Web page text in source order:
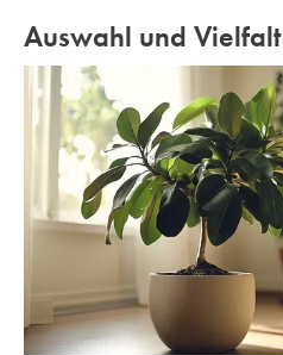
Auswahl und Vielfalt